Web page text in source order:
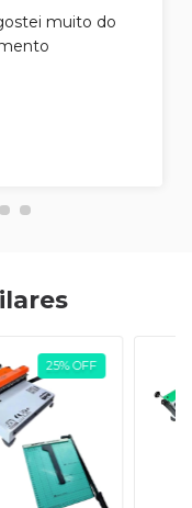
muito do
25%OFF